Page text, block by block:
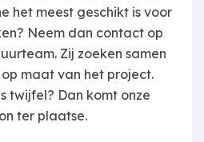
het meest geschikt is voor
Neem dan contact op
Zij zoeken samen
maat van het project.
twijfel? Dan komt onze
ter plaatse.